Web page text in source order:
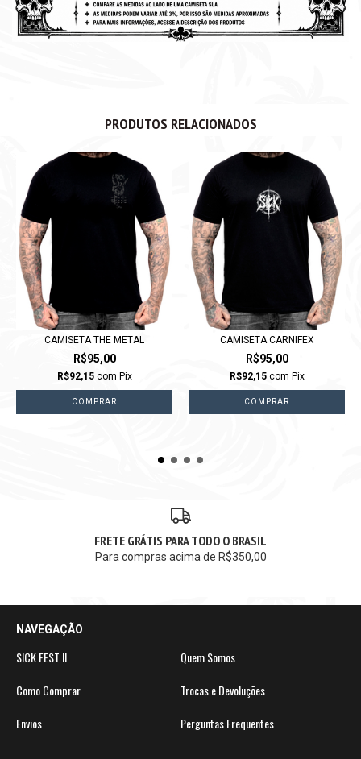
PRODUTOS RELACIONADOS
CAMISETA THE METAL
R$95,00
R$92,15 com Pix
COMPRAR
CAMISETA CARNIFEX
R$95,00
R$92,15 com Pix
COMPRAR
FRETE GRÁTIS PARA TODO O BRASIL
Para compras acima de R$350,00
NAVEGAÇÃO
SICK FEST II
Quem Somos
Como Comprar
Trocas e Devoluções
Envios
Perguntas Frequentes